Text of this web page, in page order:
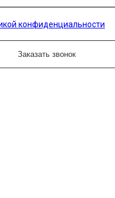
конфиденциальности